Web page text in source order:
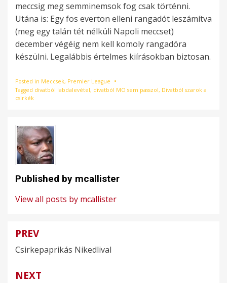
meccsig meg semminemsok fog csak történni.
Utána is: Egy fos everton elleni rangadót leszámítva
(meg egy talán tét nélküli Napoli meccset)
december végéig nem kell komoly rangadóra
készülni. Legalábbis értelmes kiírásokban biztosan.
Posted in Meccsek, Premier League
Tagged divatból labdalevétel, divatból MO sem passzol, Divatból szarok a
csirkék
Published by mcallister
View all posts by mcallister
Bejegyzés
navigáció
PREV
Csirkepaprikás Nikedlival
NEXT